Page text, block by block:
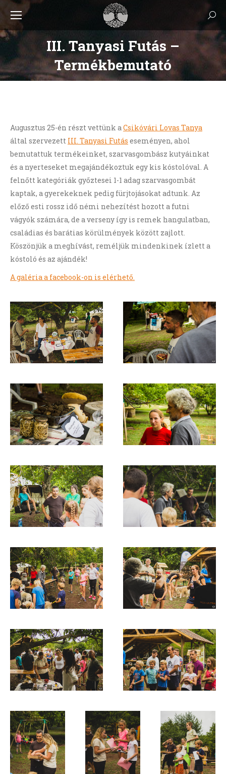
III. Tanyasi Futás –
Termékbemutató
Augusztus 25-én részt vettünk aCsikóvári Lovas Tanya
által szervezett III. Tanyasi Futás eseményen, ahol
bemutattuk termékeinket, szarvasgombász kutyáinkat
és a nyerteseket megajándékoztuk egy kis kóstolóval. A
felnőtt kategóriák győztesei 1-1 adag szarvasgombát
kaptak, a gyerekeknek pedig fürjtojásokat adtunk. Az
előző esti rossz idő némi nehezítést hozott a futni
vágyók számára, de a verseny így is remek hangulatban,
családias és barátias körülmények között zajlott.
Köszönjük a meghívást, reméljük mindenkinek ízlett a
kóstoló és az ajándék!
A galéria a facebook-on is elérhető.